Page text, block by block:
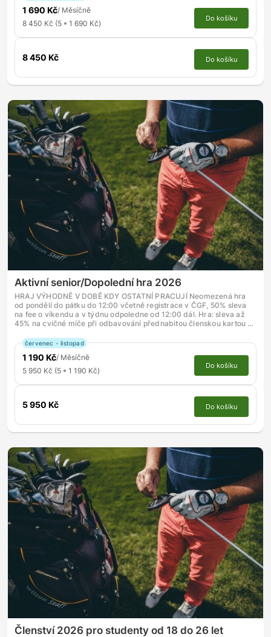
1 690 Kč/ Měsíčně
8 450 Kč (5 * 1 690 Kč)
Do košíku
8 450 Kč Do košíku
Aktivní senior/Dopolední hra 2026
HRAJ VÝHODNĚ V DOBĚ KDY OSTATNÍ PRACUJÍ Neomezená hra
od pondělí do pátku do 12:00 včetně registrace v ČGF, 50% sleva
na fee o víkendu a v týdnu odpoledne od 12:00 dál. Hra: sleva až
45% na cvičné míče při odbavování přednabitou členskou kartou …
červenec - listopad
1 190 Kč/ Měsíčně
5 950 Kč (5 * 1 190 Kč)
Do košíku
5 950 Kč Do košíku
Členství 2026 pro studenty od 18 do 26 let